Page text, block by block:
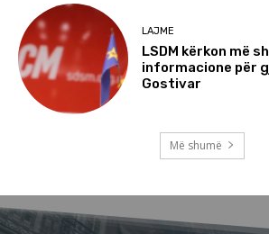
LAJME
LSDM kërkon më
informacione për
Gostivar
Më shumë